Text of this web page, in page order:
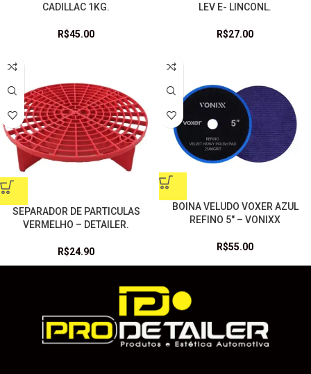
CADILLAC 1KG.
R$45.00
LEV E- LINCONL.
R$27.00
SEPARADOR DE PARTICULAS
VERMELHO – DETAILER.
R$24.90
BOINA VELUDO VOXER AZUL
REFINO 5″ – VONIXX
R$55.00